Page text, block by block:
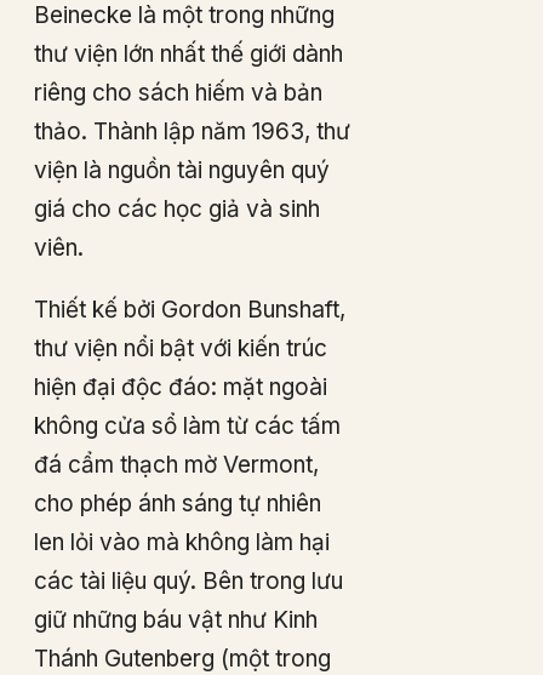
Beinecke là một trong những
thư viện lớn nhất thế giới dành
riêng cho sách hiếm và bản
thảo. Thành lập năm 1963, thư
viện là nguồn tài nguyên quý
giá cho các học giả và sinh
viên.
Thiết kế bởi Gordon Bunshaft,
thư viện nổi bật với kiến trúc
hiện đại độc đáo: mặt ngoài
không cửa sổ làm từ các tấm
đá cẩm thạch mờ Vermont,
cho phép ánh sáng tự nhiên
len lỏi vào mà không làm hại
các tài liệu quý. Bên trong lưu
giữ những báu vật như Kinh
Thánh Gutenberg (một trong